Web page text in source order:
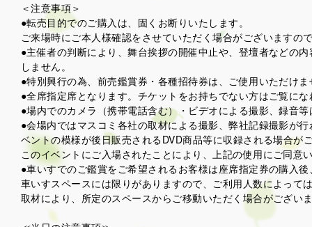
＜注意事項＞
●転売目的でのご購入は、固くお断りいたします。
ご来場時にご本人様確認をさせていただく場合がございますの
●主催者の判断により、舞台挨拶の開催中止や、登壇者などの
しません。
●特別興行の為、前売鑑賞券・各種招待券は、ご使用いただけ
●全席指定席となります。チケットをお持ちでない方はご覧に
●場内でのカメラ（携帯電話含む）・ビデオによる撮影、録音
●会場内ではマスコミ各社の取材による撮影、弊社記録撮影が
ベントの模様が後日販売されるDVD商品等に収録される場合
このイベントにご入場されたことにより、上記の使用にご同意
●車いすでのご鑑賞をご希望されるお客様は座席指定券の購入
車いすスペースには限りがありますので、ご利用人数によっ
取材により、所定のスペースからご移動いただく場合がござい